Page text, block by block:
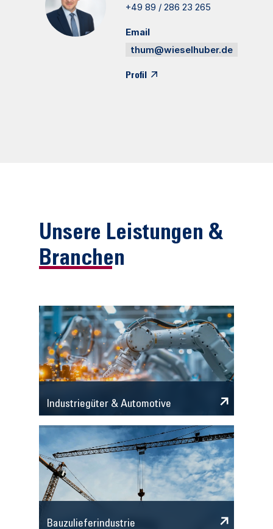
Unsere Leistungen &
Branchen
Industriegüter & Automotive
Bauzulieferindustrie
+49 89 / 286 23 265
Email
thum@wieselhuber.de
Profil